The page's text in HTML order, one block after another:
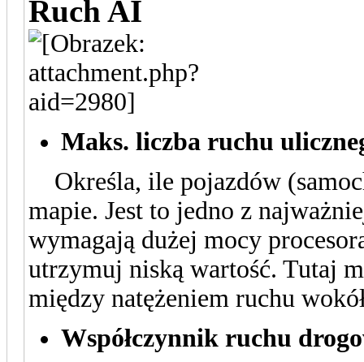
Ruch AI
Maks. liczba ruchu
Określa, ile pojazdów
mapie. Jest to jedno z
wymagają dużej mocy
utrzymuj niską wartość. Tutaj
między natężeniem ruchu
Współczynnik ruchu